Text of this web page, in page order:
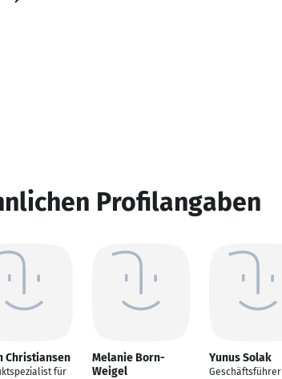
Profilangaben
Christiansen
für
Melanie Born-
Weigel
Yunus Solak
Geschäftsführer